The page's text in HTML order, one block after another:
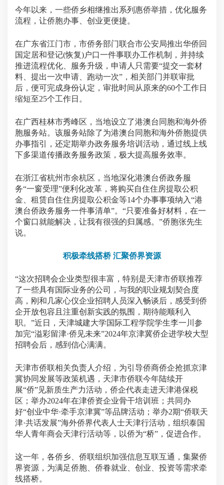
今年以来，一些侨乡相继推出系列惠侨举措，优化服务
流程，让侨胞办事、创业更便捷。
在广东省江门市，市侨务部门联合市公安局推出华侨回
国定居和登记(恢复)户口一件事联办工作机制，并持续
推进流程优化、服务升级，申请人只需要“提交一套材
料、提出一次申请、跑动一次”，相关部门并联审批
后，便可完成身份认定，审批时间从原来的60个工作日
缩短至25个工作日。
在广西桂林市秀峰区，当地设立了港澳台同胞和海外侨
胞服务站。该服务站除了为港澳台同胞和海外侨胞提供
办事指引，还定期举办政务服务培训活动，通过线上线
下多渠道传播政务服务政策，极大提高服务效率。
在浙江省杭州市余杭区，当地深化港澳台侨政务服
务“一窗受理”便利化改革，将购买自住住房提取公积
金、租赁自住住房提取公积金等14个办事事项纳入“港
澳台侨政务服务一件事清单”。“只要准备好材料，在一
个窗口就能解决，让我有很强的归属感。”侨胞张先生
说。
积极牵线搭桥 汇聚侨界资源
“这次招聘会企业类型很丰富，特别是天津市侨联推荐
了一些具有国际业务的公司，与我的职业规划契合度
高，刚和几家心仪企业招聘人员深入畅谈后，感受到侨
企开放包容且注重创新实践的氛围，期待能顺利入
职。”近日，天津城建大学国际工程学院学生李一川参
加完“溢彩留津·侨见未来”2024年京津冀侨企进学校大型
招聘会后，感到信心满满。
天津市侨联相关负责人介绍，为引导侨商侨企抢抓京津
冀协同发展等政策机遇，天津市侨联今年陆续开
展“侨”见新质生产力活动，侨企代表走进天津港保税
区；举办2024年在津侨资企业骨干培训班；共同办
好“创业中华·牵手京津冀”等品牌活动；举办2期“侨联天
津·共话发展”海外侨界代表人士天津行活动，组织泰国
华人青年商会天津行活动等，以侨为“桥”，促进合作。
这一年，各侨乡、侨联组织加强信息互联互通，集聚侨
界资源，为满足侨胞、侨眷就业、创业、投资等需求牵
线搭桥。